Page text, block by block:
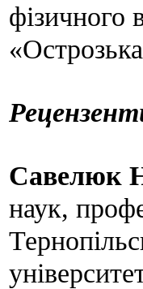
фізичного
Савелюк
наук,